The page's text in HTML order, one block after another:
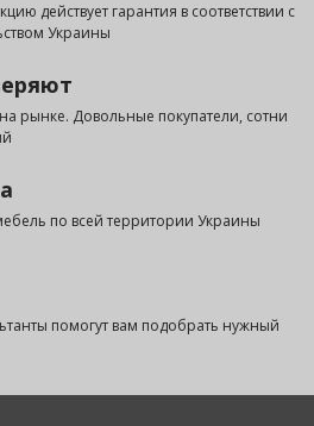
действует гарантия в соответствии с
Украины
рынке. Довольные покупатели, сотни
по всей территории Украины
помогут вам подобрать нужный